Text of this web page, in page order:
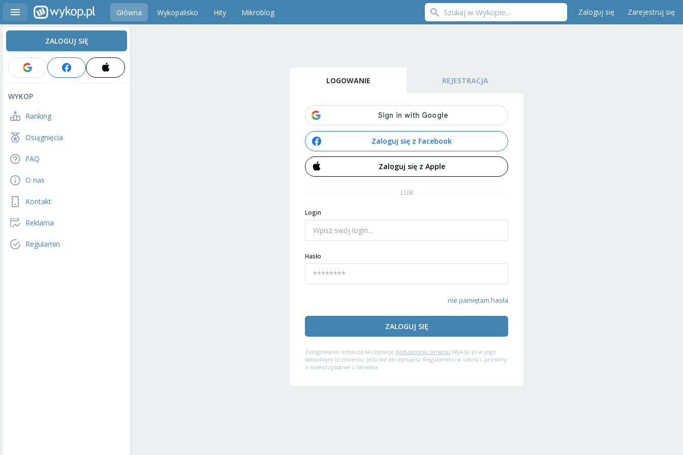
Główna Wykopalisko Hity Mikroblog Zaloguj się Zarejestruj się
ZALOGUJ SIĘ
WYKOP
Ranking
Osiągnięcia
FAQ
O nas
Kontakt
Reklama
Regulamin
LOGOWANIE REJESTRACJA
Zaloguj się z Facebook
Zaloguj się z Apple
LUB
Login
Hasło
nie pamiętam hasła
ZALOGUJ SIĘ
Zalogowanie oznacza akceptację Regulaminu serwisu Wykop.pl w jego
aktualnym brzmieniu. Jeśli nie akceptujesz Regulaminu w całości, prosimy
o niekorzystanie z serwisu.